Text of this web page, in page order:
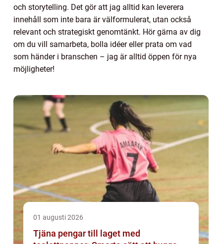
och storytelling. Det gör att jag alltid kan leverera
innehåll som inte bara är välformulerat, utan också
relevant och strategiskt genomtänkt. Hör gärna av dig
om du vill samarbeta, bolla idéer eller prata om vad
som händer i branschen – jag är alltid öppen för nya
möjligheter!
01 augusti 2026
Tjäna pengar till laget med